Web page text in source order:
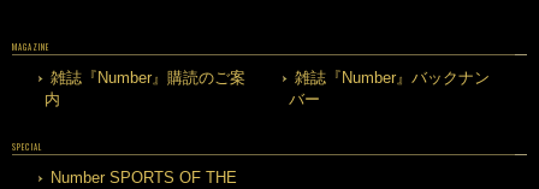
MAGAZINE
雑誌『Number』購読のご案
内
雑誌『Number』バックナン
バー
SPECIAL
Number SPORTS OF THE